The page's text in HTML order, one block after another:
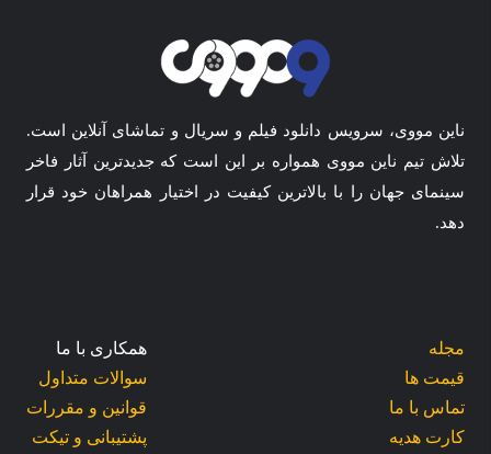
ناین مووی، سرویس دانلود فیلم و سریال و تماشای آنلاین است.
تلاش تیم ناین مووی همواره بر این است که جدیدترین آثار فاخر
سینمای جهان را با بالاترین کیفیت در اختیار همراهان خود قرار
دهد.
مجله
قیمت ها
تماس با ما
کارت هدیه
همکاری با ما
سوالات متداول
قوانین و مقررات
پشتیبانی و تیکت